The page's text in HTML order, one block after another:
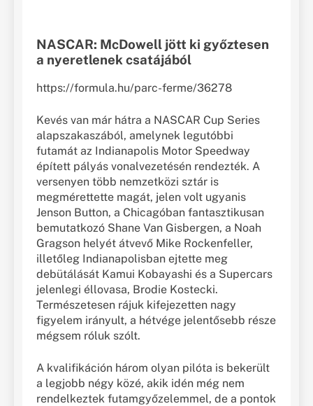
NASCAR: McDowell jött ki győztesen
a nyeretlenek csatájából
https://formula.hu/parc-ferme/36278
Kevés van már hátra a NASCAR Cup Series
alapszakaszából, amelynek legutóbbi
futamát az Indianapolis Motor Speedway
épített pályás vonalvezetésén rendezték. A
versenyen több nemzetközi sztár is
megmérettette magát, jelen volt ugyanis
Jenson Button, a Chicagóban fantasztikusan
bemutatkozó Shane Van Gisbergen, a Noah
Gragson helyét átvevő Mike Rockenfeller,
illetőleg Indianapolisban ejtette meg
debütálását Kamui Kobayashi és a Supercars
jelenlegi éllovasa, Brodie Kostecki.
Természetesen rájuk kifejezetten nagy
figyelem irányult, a hétvége jelentősebb része
mégsem róluk szólt.
A kvalifikáción három olyan pilóta is bekerült
a legjobb négy közé, akik idén még nem
rendelkeztek futamgyőzelemmel, de a pontok